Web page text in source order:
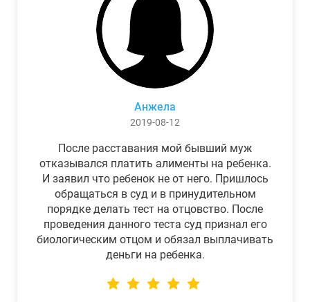
Анжела
2019-08-12
После расставания мой бывший муж
отказывался платить алименты на ребенка.
И заявил что ребенок не от него. Пришлось
обращаться в суд и в принудительном
порядке делать тест на отцовство. После
проведения данного теста суд признал его
биологическим отцом и обязал выплачивать
деньги на ребенка.